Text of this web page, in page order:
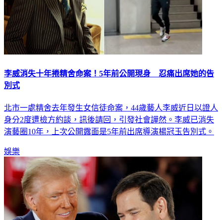
李威消失十年捲精舍命案！5年前公開現身 忍痛出席她的告
別式
北市一處精舍去年發生女信徒命案，44歲藝人李威近日以證人
身分2度遭檢方約談，訊後請回，引發社會譁然。李威已消失
演藝圈10年，上次公開露面是5年前出席導演楊冠玉告別式。
娛樂